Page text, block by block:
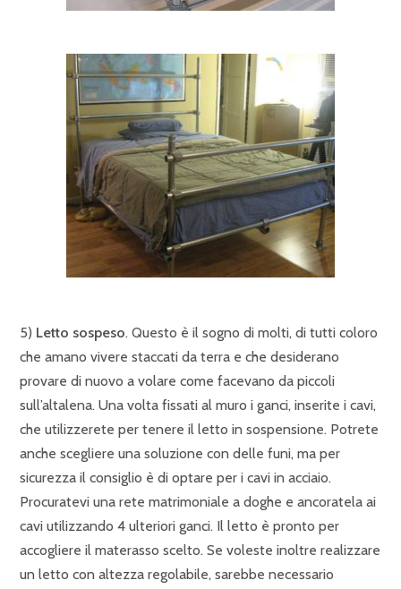
5) Letto sospeso. Questo è il sogno di molti, di tutti coloro
che amano vivere staccati da terra e che desiderano
provare di nuovo a volare come facevano da piccoli
sull’altalena. Una volta fissati al muro i ganci, inserite i cavi,
che utilizzerete per tenere il letto in sospensione. Potrete
anche scegliere una soluzione con delle funi, ma per
sicurezza il consiglio è di optare per i cavi in acciaio.
Procuratevi una rete matrimoniale a doghe e ancoratela ai
cavi utilizzando 4 ulteriori ganci. Il letto è pronto per
accogliere il materasso scelto. Se voleste inoltre realizzare
un letto con altezza regolabile, sarebbe necessario